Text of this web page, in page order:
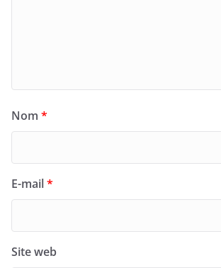
Nom *
E-mail*
Site web